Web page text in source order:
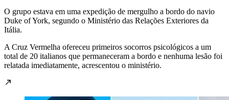
O grupo estava em uma expedição de mergulho a bordo do navio
Duke of York, segundo o Ministério das Relações Exteriores da
Itália.
A Cruz Vermelha ofereceu primeiros socorros psicológicos a um
total de 20 italianos que permaneceram a bordo e nenhuma lesão foi
relatada imediatamente, acrescentou o ministério.